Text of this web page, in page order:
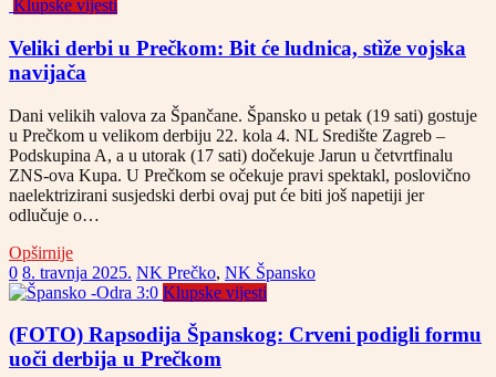
Klupske vijesti
Veliki derbi u Prečkom: Bit će ludnica, stìže vojska
navijača
Dani velikih valova za Špančane. Špansko u petak (19 sati) gostuje
u Prečkom u velikom derbiju 22. kola 4. NL Središte Zagreb –
Podskupina A, a u utorak (17 sati) dočekuje Jarun u četvrtfinalu
ZNS-ova Kupa. U Prečkom se očekuje pravi spektakl, poslovično
naelektrizirani susjedski derbi ovaj put će biti još napetiji jer
odlučuje o…
Opširnije
0 8. travnja 2025. NK Prečko, NK Špansko
Klupske vijesti
(FOTO) Rapsodija Španskog: Crveni podigli formu
uoči derbija u Prečkom